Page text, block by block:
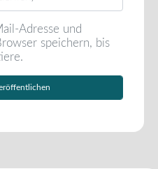
Adresse und
speichern, bis